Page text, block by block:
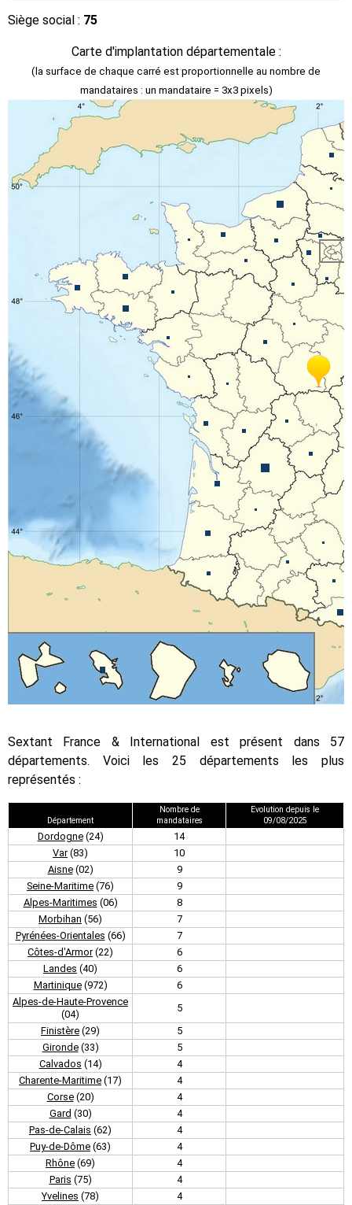
Siège social : 75
Carte d'implantation départementale :
(la surface de chaque carré est proportionnelle au nombre de
mandataires : un mandataire = 3x3 pixels)
Sextant France & International est présent dans 57
départements. Voici les 25 départements les plus
représentés :
Département
Nombre de
mandataires
Evolution depuis le
09/08/2025
Dordogne(24)
14
Var(83)
10
Aisne(02)
9
Seine-Maritime (76)
9
Alpes-Maritimes (06)
8
Morbihan (56)
7
Pyrénées-Orientales (66)
7
Côtes-d'Armor(22)
6
Landes (40)
6
Martinique(972)
6
Alpes-de-Haute-Provence
(04)
5
Finistère (29)
5
Gironde(33)
5
Calvados (14)
4
Charente-Maritime (17)
4
Corse(20)
4
Gard (30)
4
Pas-de-Calais (62)
4
Puy-de-Dôme (63)
4
Rhône (69)
4
Paris (75)
4
Yvelines (78) 4